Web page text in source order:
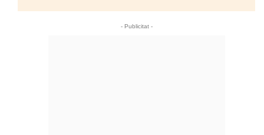
- Publicitat -